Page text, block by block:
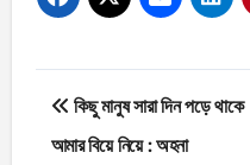
Post
navigation
কিছু মানুষ সারা দিন পড়ে থাকে
আমার বিয়ে নিয়ে : অহনা